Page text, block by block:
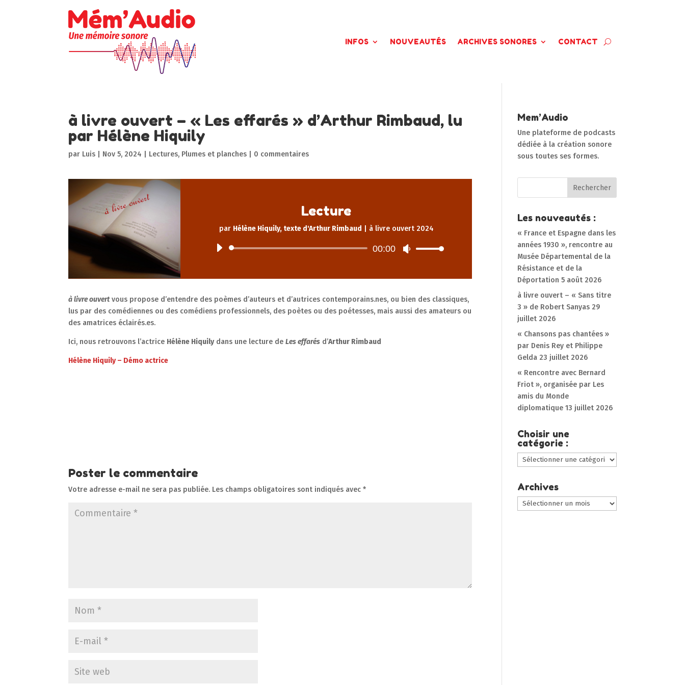
INFOS NOUVEAUTÉS ARCHIVES SONORES CONTACT
à livre ouvert – « Les effarés » d’Arthur Rimbaud, lu
par Hélène Hiquily
par Luis Nov 5, 2024 Lectures, Plumes et planches 0 commentaires
Lecture
par Hélène Hiquily, texte d'Arthur Rimbaud à livre ouvert 2024
Lecteur
00:00
Utilisez
pour
augmenter
à livre ouvertvous propose d’entendre des poèmes d’auteurs et d’autrices contemporains.nes, ou bien des classiques,
lus par des comédiennes ou des comédiens professionnels, des poètes ou des poétesses, mais aussi des amateurs ou
des amatrices éclairés.es.
Ici, nous retrouvons l’actrice Hélène Hiquilydans une lecture deLes effarés d’Arthur Rimbaud
Hélène Hiquily – Démo actrice
Poster le commentaire
Votre adresse e-mail ne sera pas publiée. Les champs obligatoires sont indiqués avec*
Mem’Audio
Une plateforme de podcasts
dédiée à la création sonore
sous toutes ses formes.
Les nouveautés :
« France et Espagne dans les
années 1930 », rencontre au
Musée Départemental de la
Résistance et de la
Déportation 5 août 2026
à livre ouvert – « Sans titre
3 » de Robert Sanyas 29
juillet 2026
« Chansons pas chantées »
par Denis Rey et Philippe
Gelda 23 juillet 2026
« Rencontre avec Bernard
Friot », organisée par Les
amis du Monde
diplomatique 13 juillet 2026
Choisir une
catégorie :
Choisir
une
catégorie
:
Archives
Archives